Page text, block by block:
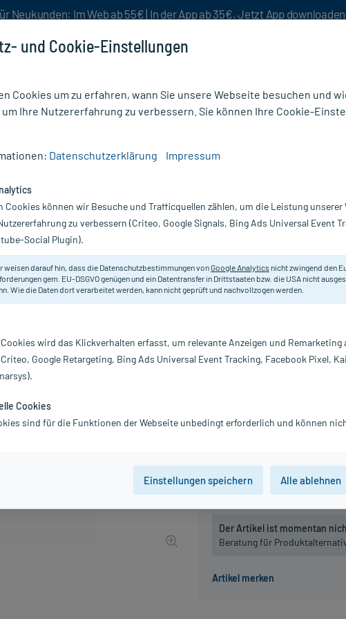
Neukunden: Im Web ab 55€ | In der App ab 35€. Jetzt App downloaden
Nur für kurze Zeit:Gratis-Versand* ab 19€ Mindestbestellwert!
inkl. MwSt. zzgl. Versandkosten
20 St 50 St
Der Artikel ist momentan
Beratung für
Bei nachgewiesenem
(neuromuskuläre Störungen) ist
PZN:
Hersteller:
und Cookie-Einstellungen
Cookies um zu erfahren, wann Sie unsere Webseite besuchen und
Ihre Nutzererfahrung zu verbessern. Sie können Ihre Cookie-
Datenschutzerklärung Impressum
Cookies können wir Besuche und Trafficquellen zählen, um die Leistung unserer
zu verbessern (Criteo, Google Signals, Bing Ads Universal Event
Social Plugin).
weisen darauf hin, dass die Datenschutzbestimmungen vonGoogle Analytics nicht zwingend den
gem. EU-DSGVO genügen und ein Datentransfer in Drittstaaten bzw. die USA nicht
Wie die Daten dort verarbeitet werden, kann nicht geprüft und nachvollzogen werden.
wird das Klickverhalten erfasst, um relevante Anzeigen und Remarketing
Google Retargeting, Bing Ads Universal Event Tracking, Facebook Pixel,
Cookies
sind für die Funktionen der Webseite unbedingt erforderlich und können
Einstellungen speichern Alle ablehnen